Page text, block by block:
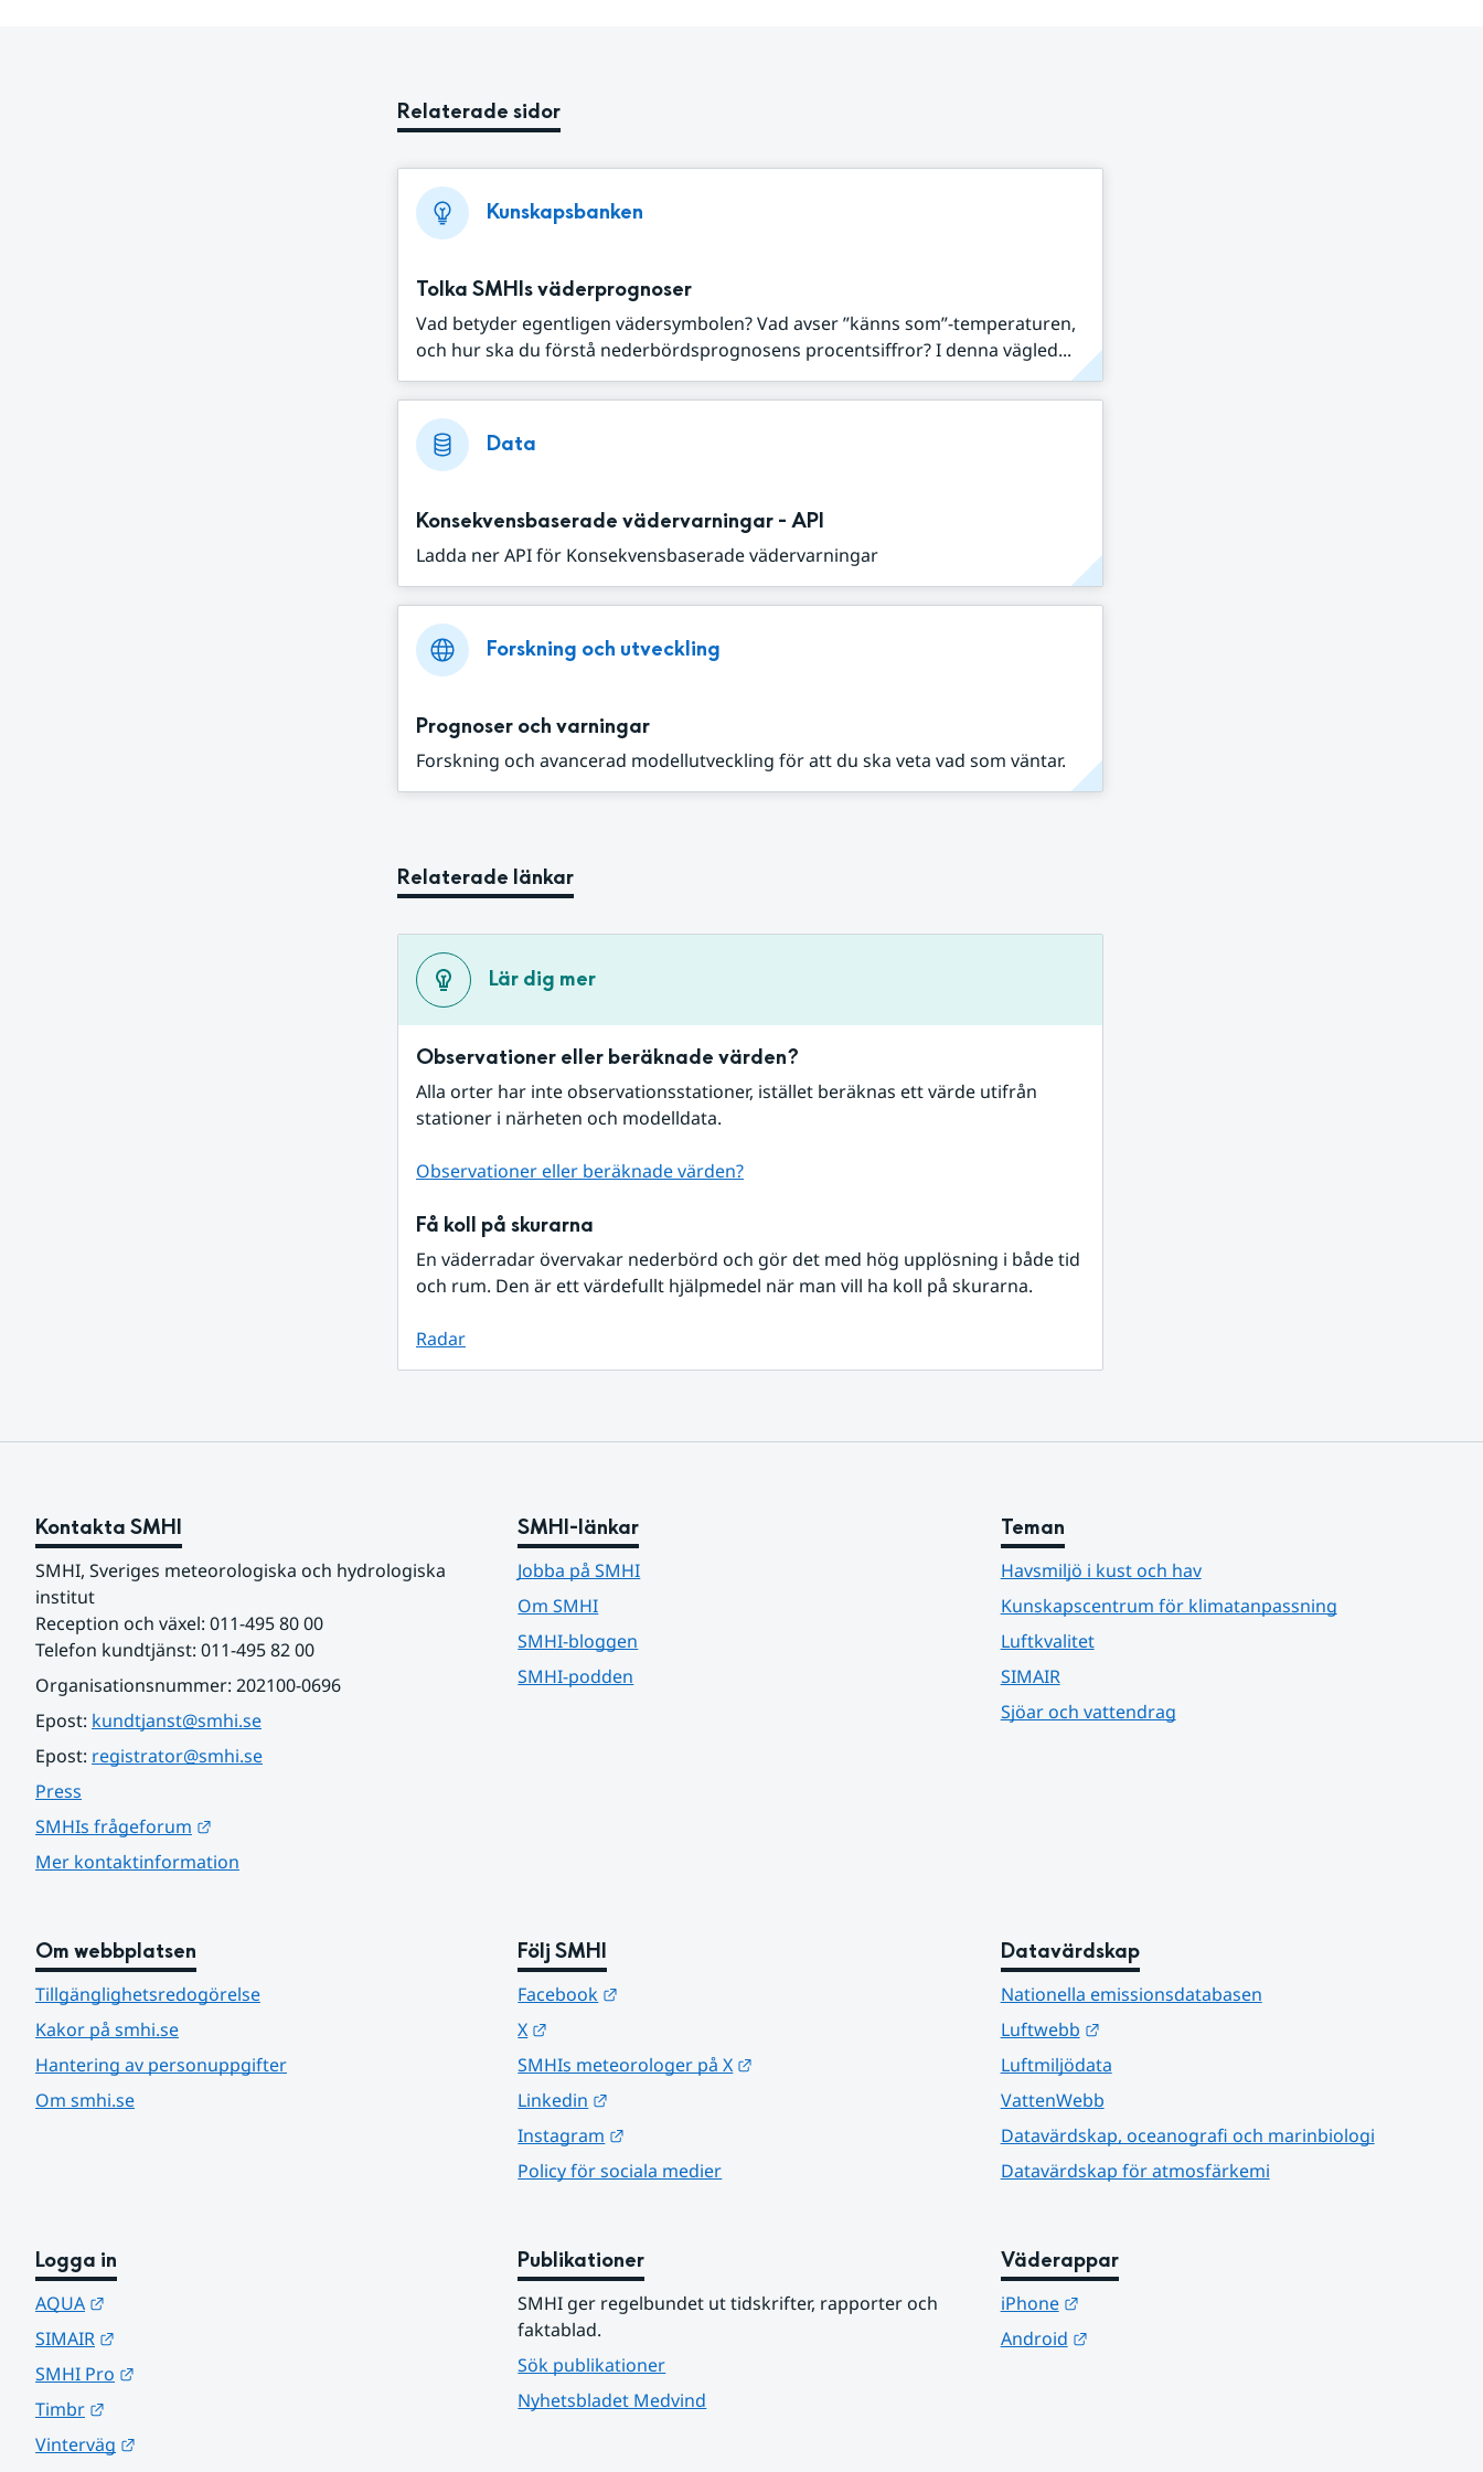
Relaterade sidor
Kunskapsbanken
Tolka SMHIs väderprognoser
Vad betyder egentligen vädersymbolen? Vad avser ”känns som”-temperaturen,
och hur ska du förstå nederbördsprognosens procentsiffror? I denna vägled...
Data
Konsekvensbaserade vädervarningar - API
Ladda ner API för Konsekvensbaserade vädervarningar
Forskning och utveckling
Prognoser och varningar
Forskning och avancerad modellutveckling för att du ska veta vad som väntar.
Relaterade länkar
Lär dig mer
Observationer eller beräknade värden?
Alla orter har inte observationsstationer, istället beräknas ett värde utifrån
stationer i närheten och modelldata.
Observationer eller beräknade värden?
Få koll på skurarna
En väderradar övervakar nederbörd och gör det med hög upplösning i både tid
och rum. Den är ett värdefullt hjälpmedel när man vill ha koll på skurarna.
Radar
Kontakta SMHI
SMHI, Sveriges meteorologiska och hydrologiska
institut
Reception och växel: 011-495 80 00
Telefon kundtjänst: 011-495 82 00
Organisationsnummer: 202100-0696
Epost: kundtjanst@smhi.se
Epost: registrator@smhi.se
Press
SMHIs frågeforum
Mer kontaktinformation
SMHI-länkar
Jobba på SMHI
Om SMHI
SMHI-bloggen
SMHI-podden
Teman
Havsmiljö i kust och hav
Kunskapscentrum för klimatanpassning
Luftkvalitet
SIMAIR
Sjöar och vattendrag
Om webbplatsen
Tillgänglighetsredogörelse
Kakor på smhi.se
Hantering av personuppgifter
Om smhi.se
Följ SMHI
Facebook
X
SMHIs meteorologer på X
Linkedin
Instagram
Policy för sociala medier
Datavärdskap
Nationella emissionsdatabasen
Luftwebb
Länk till annan webbplats.
Luftmiljödata
VattenWebb
Datavärdskap, oceanografi och marinbiologi
Datavärdskap för atmosfärkemi
Logga in
AQUA
SIMAIR
SMHI Pro
Timbr
Vinterväg
Publikationer
SMHI ger regelbundet ut tidskrifter, rapporter och
faktablad.
Sök publikationer
Nyhetsbladet Medvind
Väderappar
iPhone
Länk till annan webbplats.
Android
Länk till annan webbplats.